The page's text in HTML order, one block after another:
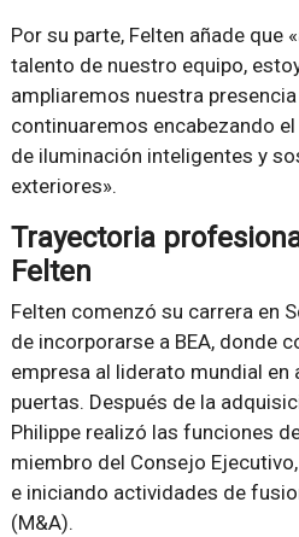
Por su parte, Felten añade que
talento de nuestro equipo,
ampliaremos nuestra
continuaremos encabezando
de iluminación inteligentes y
exteriores».
Trayectoria
Felten
Felten comenzó su carrera en
de incorporarse a BEA, donde
empresa al liderato mundial
puertas. Después de la
Philippe realizó las funciones
miembro del Consejo
e iniciando actividades de
(M&A).